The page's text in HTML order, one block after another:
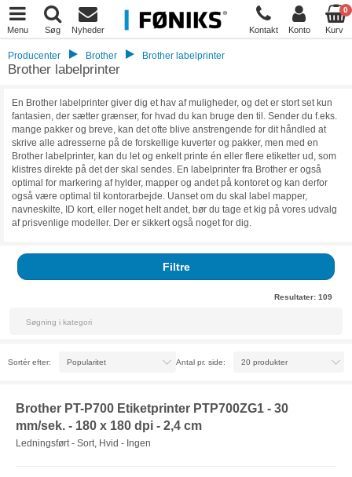
Menu Søg Nyheder Kontakt Konto
0
Kurv
Producenter Brother Brother labelprinter
Brother labelprinter
En Brother labelprinter giver dig et hav af muligheder, og det er stort set kun
fantasien, der sætter grænser, for hvad du kan bruge den til. Sender du f.eks.
mange pakker og breve, kan det ofte blive anstrengende for dit håndled at
skrive alle adresserne på de forskellige kuverter og pakker, men med en
Brother labelprinter, kan du let og enkelt printe én eller flere etiketter ud, som
klistres direkte på det der skal sendes. En labelprinter fra Brother er også
optimal for markering af hylder, mapper og andet på kontoret og kan derfor
også være optimal til kontorarbejde. Uanset om du skal label mapper,
navneskilte, ID kort, eller noget helt andet, bør du tage et kig på vores udvalg
af prisvenlige modeller. Der er sikkert også noget for dig.
Filtre
Resultater: 109
Sortér efter: Antal pr. side:
Brother PT-P700 Etiketprinter PTP700ZG1 - 30
mm/sek. - 180 x 180 dpi - 2,4 cm
Ledningsført - Sort, Hvid - Ingen